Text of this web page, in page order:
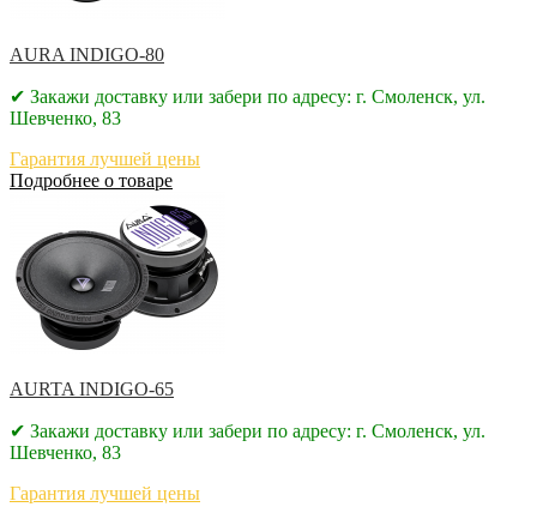
AURA INDIGO-80
✔ Закажи доставку или забери по адресу: г. Смоленск, ул.
Шевченко, 83
Гарантия лучшей цены
Подробнее о товаре
AURTA INDIGO-65
✔ Закажи доставку или забери по адресу: г. Смоленск, ул.
Шевченко, 83
Гарантия лучшей цены